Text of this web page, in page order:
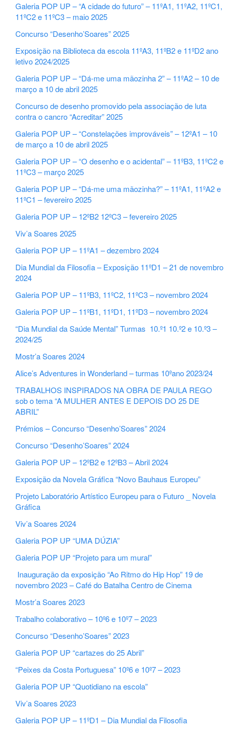
Galeria POP UP – “A cidade do futuro” – 11ºA1, 11ºA2, 11ºC1,
11ºC2 e 11ºC3 – maio 2025
Concurso “Desenho’Soares” 2025
Exposição na Biblioteca da escola 11ºA3, 11ºB2 e 11ºD2 ano
letivo 2024/2025
Galeria POP UP – “Dá-me uma mãozinha 2” – 11ºA2 – 10 de
março a 10 de abril 2025
Concurso de desenho promovido pela associação de luta
contra o cancro “Acreditar” 2025
Galeria POP UP – “Constelações improváveis” – 12ºA1 – 10
de março a 10 de abril 2025
Galeria POP UP – “O desenho e o acidental” – 11ºB3, 11ºC2 e
11ºC3 – março 2025
Galeria POP UP – “Dá-me uma mãozinha?” – 11ºA1, 11ºA2 e
11ºC1 – fevereiro 2025
Galeria POP UP – 12ºB2 12ºC3 – fevereiro 2025
Viv’a Soares 2025
Galeria POP UP – 11ºA1 – dezembro 2024
Dia Mundial da Filosofia – Exposição 11ºD1 – 21 de novembro
2024
Galeria POP UP – 11ºB3, 11ºC2, 11ºC3 – novembro 2024
Galeria POP UP – 11ºB1, 11ºD1, 11ºD3 – novembro 2024
“Dia Mundial da Saúde Mental” Turmas 10.º1 10.º2 e 10.º3 –
2024/25
Mostr’a Soares 2024
Alice’s Adventures in Wonderland – turmas 10ºano 2023/24
TRABALHOS INSPIRADOS NA OBRA DE PAULA REGO
sob o tema “A MULHER ANTES E DEPOIS DO 25 DE
ABRIL”
Prémios – Concurso “Desenho’Soares” 2024
Concurso “Desenho’Soares” 2024
Galeria POP UP – 12ºB2 e 12ºB3 – Abril 2024
Exposição da Novela Gráfica “Novo Bauhaus Europeu”
Projeto Laboratório Artístico Europeu para o Futuro _ Novela
Gráfica
Viv’a Soares 2024
Galeria POP UP “UMA DÚZIA”
Galeria POP UP “Projeto para um mural”
Inauguração da exposição “Ao Ritmo do Hip Hop” 19 de
novembro 2023 – Café do Batalha Centro de Cinema
Mostr’a Soares 2023
Trabalho colaborativo – 10º6 e 10º7 – 2023
Concurso “Desenho’Soares” 2023
Galeria POP UP “cartazes do 25 Abril”
“Peixes da Costa Portuguesa” 10º6 e 10º7 – 2023
Galeria POP UP “Quotidiano na escola”
Viv’a Soares 2023
Galeria POP UP – 11ºD1 – Dia Mundial da Filosofia